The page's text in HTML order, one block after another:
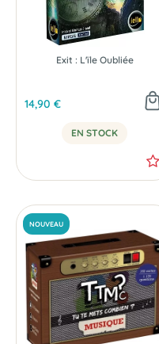
Exit : L'ïle Oubliée
14,90 €
EN STOCK